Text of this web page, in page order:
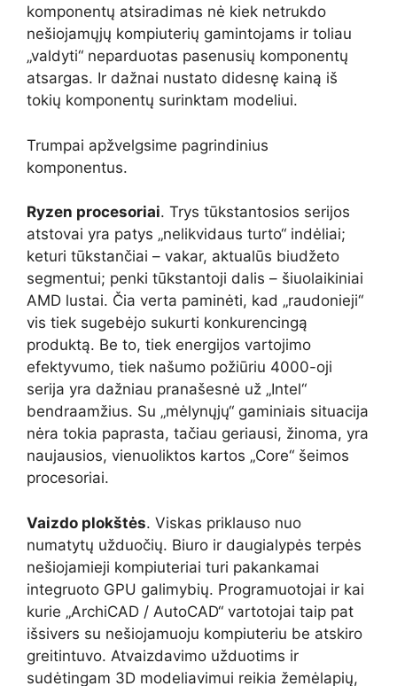
komponentų atsiradimas nė kiek netrukdo
nešiojamųjų kompiuterių gamintojams ir toliau
„valdyti“ neparduotas pasenusių komponentų
atsargas. Ir dažnai nustato didesnę kainą iš
tokių komponentų surinktam modeliui.
Trumpai apžvelgsime pagrindinius
komponentus.
Ryzen procesoriai. Trys tūkstantosios serijos
atstovai yra patys „nelikvidaus turto“ indėliai;
keturi tūkstančiai – vakar, aktualūs biudžeto
segmentui; penki tūkstantoji dalis – šiuolaikiniai
AMD lustai. Čia verta paminėti, kad „raudonieji“
vis tiek sugebėjo sukurti konkurencingą
produktą. Be to, tiek energijos vartojimo
efektyvumo, tiek našumo požiūriu 4000-oji
serija yra dažniau pranašesnė už „Intel“
bendraamžius. Su „mėlynųjų“ gaminiais situacija
nėra tokia paprasta, tačiau geriausi, žinoma, yra
naujausios, vienuoliktos kartos „Core“ šeimos
procesoriai.
Vaizdo plokštės. Viskas priklauso nuo
numatytų užduočių. Biuro ir daugialypės terpės
nešiojamieji kompiuteriai turi pakankamai
integruoto GPU galimybių. Programuotojai ir kai
kurie „ArchiCAD / AutoCAD“ vartotojai taip pat
išsivers su nešiojamuoju kompiuteriu be atskiro
greitintuvo. Atvaizdavimo užduotims ir
sudėtingam 3D modeliavimui reikia žemėlapių,